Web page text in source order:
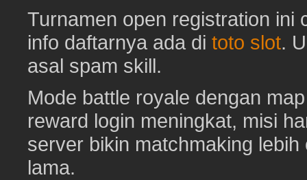
Turnamen open registration ini
info daftarnya ada di toto slot.
asal spam skill.
Mode battle royale dengan
reward login meningkat, misi
server bikin matchmaking
lama.